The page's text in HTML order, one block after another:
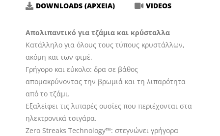
DOWNLOADS (ΑΡΧΕΙΑ) VIDEOS
Απολιπαντικό για τζάμια και κρύσταλλα
Κατάλληλο για όλους τους τύπους κρυστάλλων,
ακόμη και των φιμέ.
Γρήγορο και εύκολο: δρα σε βάθος
απομακρύνοντας την βρωμιά και τη λιπαρότητα
από το τζάμι.
Eξαλείφει τις λιπαρές ουσίες που περιέχονται στα
ηλεκτρονικά τσιγάρα.
Zero Streaks Technology™: στεγνώνει γρήγορα